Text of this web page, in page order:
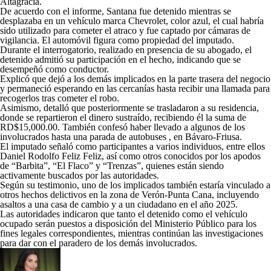
De acuerdo con el informe, Santana fue detenido mientras se
desplazaba en un vehículo marca Chevrolet, color azul, el cual habría
sido utilizado para cometer el atraco y fue captado por cámaras de
vigilancia. El automóvil figura como propiedad del imputado.
Durante el interrogatorio, realizado en presencia de su abogado, el
detenido admitió su participación en el hecho, indicando que se
desempeñó como conductor.
Explicó que dejó a los demás implicados en la parte trasera del negocio
y permaneció esperando en las cercanías hasta recibir una llamada para
recogerlos tras cometer el robo.
Asimismo, detalló que posteriormente se trasladaron a su residencia,
donde se repartieron el dinero sustraído, recibiendo él la suma de
RD$15,000.00. También confesó haber llevado a algunos de los
involucrados hasta una parada de autobuses , en Bávaro-Friusa.
El imputado señaló como participantes a varios individuos, entre ellos
Daniel Rodolfo Feliz Feliz, así como otros conocidos por los apodos
de “Barbita”, “El Flaco” y “Trenzas”, quienes están siendo
activamente buscados por las autoridades.
Según su testimonio, uno de los implicados también estaría vinculado a
otros hechos delictivos en la zona de Verón-Punta Cana, incluyendo
asaltos a una casa de cambio y a un ciudadano en el año 2025.
Las autoridades indicaron que tanto el detenido como el vehículo
ocupado serán puestos a disposición del Ministerio Público para los
fines legales correspondientes, mientras continúan las investigaciones
para dar con el paradero de los demás involucrados.